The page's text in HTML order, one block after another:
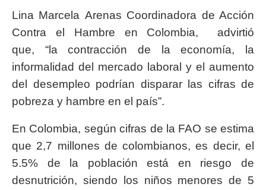
Lina Marcela Arenas Coordinadora de Acción
Contra el Hambre en Colombia, advirtió
que, “la contracción de la economía, la
informalidad del mercado laboral y el aumento
del desempleo podrían disparar las cifras de
pobreza y hambre en el país”.
En Colombia, según cifras de la FAO se estima
que 2,7 millones de colombianos, es decir, el
5.5% de la población está en riesgo de
desnutrición, siendo los niños menores de 5